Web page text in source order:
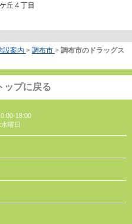
丘４丁目
設案内 > 調布市 > 調布市のドラッグス
ップに戻る
18:00
曜日